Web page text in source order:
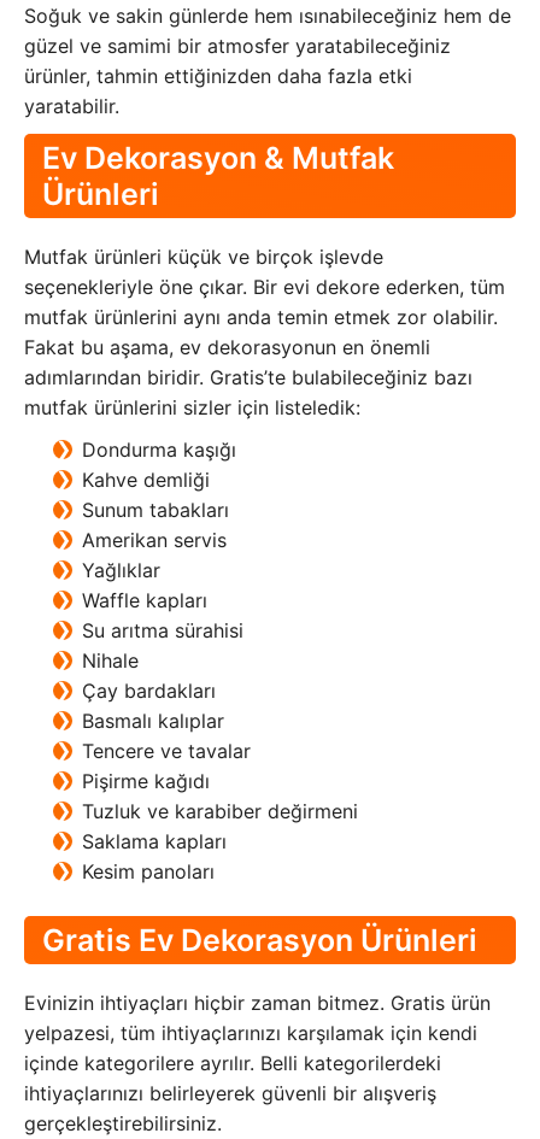
Soğuk ve sakin günlerde hem ısınabileceğiniz hem de
güzel ve samimi bir atmosfer yaratabileceğiniz
ürünler, tahmin ettiğinizden daha fazla etki
yaratabilir.
Ev Dekorasyon & Mutfak
Ürünleri
Mutfak ürünleri küçük ve birçok işlevde
seçenekleriyle öne çıkar. Bir evi dekore ederken, tüm
mutfak ürünlerini aynı anda temin etmek zor olabilir.
Fakat bu aşama, ev dekorasyonun en önemli
adımlarından biridir. Gratis’te bulabileceğiniz bazı
mutfak ürünlerini sizler için listeledik:
Dondurma kaşığı
Kahve demliği
Sunum tabakları
Amerikan servis
Yağlıklar
Waffle kapları
Su arıtma sürahisi
Nihale
Çay bardakları
Basmalı kalıplar
Tencere ve tavalar
Pişirme kağıdı
Tuzluk ve karabiber değirmeni
Saklama kapları
Kesim panoları
Gratis Ev Dekorasyon Ürünleri
Evinizin ihtiyaçları hiçbir zaman bitmez. Gratis ürün
yelpazesi, tüm ihtiyaçlarınızı karşılamak için kendi
içinde kategorilere ayrılır. Belli kategorilerdeki
ihtiyaçlarınızı belirleyerek güvenli bir alışveriş
gerçekleştirebilirsiniz.